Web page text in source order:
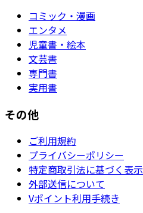
コミック・漫画
エンタメ
児童書・絵本
文芸書
専門書
実用書
その他
ご利用規約
プライバシーポリシー
特定商取引法に基づく表示
外部送信について
Vポイント利用手続き